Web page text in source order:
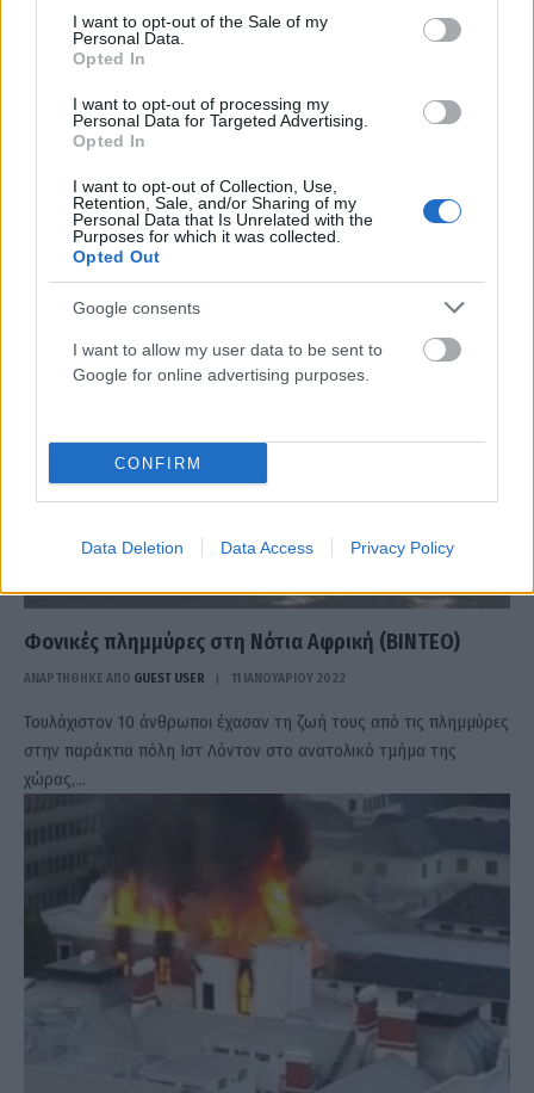
consent section.
I want to opt-out of the Sale of my
Personal Data.
Opted In
I want to opt-out of processing my
Personal Data for Targeted Advertising.
Opted In
I want to opt-out of Collection, Use,
Retention, Sale, and/or Sharing of my
Personal Data that Is Unrelated with the
Purposes for which it was collected.
Opted Out
Google consents
I want to allow my user data to be sent to
Google for online advertising purposes.
CONFIRM
Data Deletion Data Access Privacy Policy
ΥΠΕΞ: Συμπαράσταση της Ελλάδας στη Νότια Αφρική
για τις καταστροφικές πλημμύρες στην επαρχία
Κουαζούλου-Νατάλ
Bαθύτατη συμπαράστασή στον λαό και την κυβέρνηση της
Νότιας Αφρικής για τις καταστροφικές πλημμύρες που έπληξαν
την επαρχία Κουαζούλου-Νατάλ (KwaZulu-Natal)…
Φονικές πλημμύρες στη Νότια Αφρική (ΒΙΝΤΕΟ)
ΑΝΑΡΤΗΘΗΚΕ ΑΠΟ GUEST USER 11 ΙΑΝΟΥΑΡΊΟΥ 2022
Τουλάχιστον 10 άνθρωποι έχασαν τη ζωή τους από τις πλημμύρες
στην παράκτια πόλη Ιστ Λόντον στο ανατολικό τμήμα της
χώρας,…